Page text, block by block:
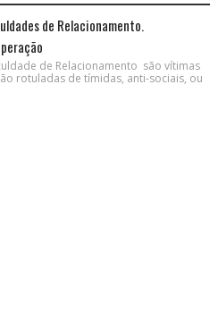
de Relacionamento.
de Relacionamento são vítimas
rotuladas de tímidas, anti-sociais, ou